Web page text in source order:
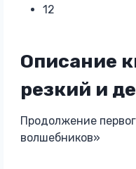
12
Описание
резкий и
Продолжение
волшебников»